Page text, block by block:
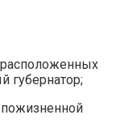
губернатор;